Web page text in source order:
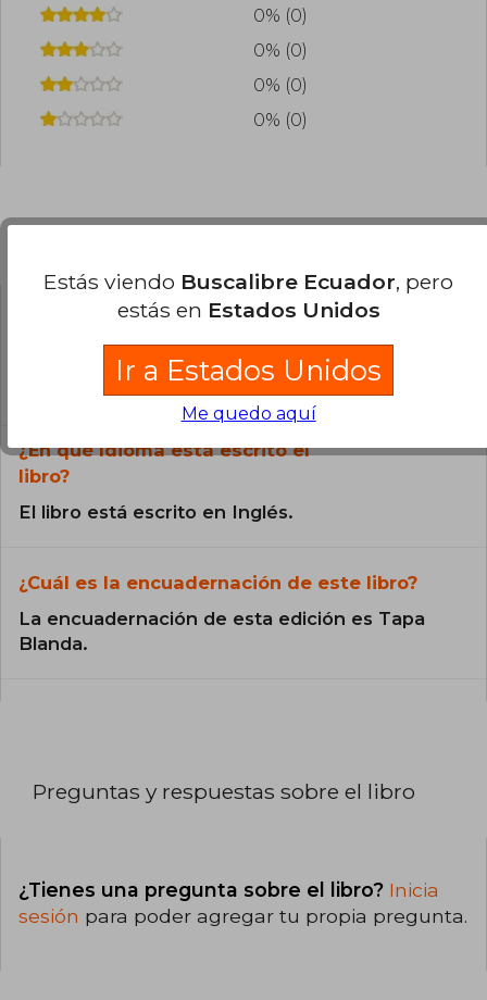
0% (0)
0% (0)
0% (0)
0% (0)
Todos los libros de nuestro
catálogo son Originales.
¿En qué Idioma está escrito el
libro?
El libro está escrito en Inglés.
¿Cuál es la encuadernación de este libro?
La encuadernación de esta edición es Tapa
Blanda.
Preguntas y respuestas sobre el libro
¿Tienes una pregunta sobre el libro? Inicia
sesión para poder agregar tu propia pregunta.
Estás viendo Buscalibre Ecuador, pero
estás en Estados Unidos
Ir a Estados Unidos
Me quedo aquí